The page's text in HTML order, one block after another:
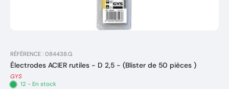
RÉFÉRENCE : 084438.G
Électrodes ACIER rutiles - D 2,5 - (Blister de 50 pièces )
GYS
12 - En stock